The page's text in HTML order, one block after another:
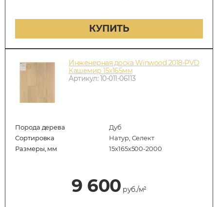
КУПИТЬ
Инженерная доска Winwood 2018-PVD
Кашемир 15х165мм
Артикул: 10-011-06113
Порода дерева
Дуб
Сортировка
Натур, Селект
Размеры, мм
15х165х500-2000
9 600 руб./м²